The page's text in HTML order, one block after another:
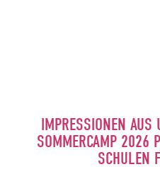
IMPRESSIONEN
SOMMERCAMP 2026
SCHULEN